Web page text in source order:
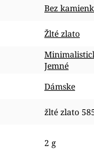
Bez
Žlté zlato
Jemné
Dámske
žlté zlato
2 g